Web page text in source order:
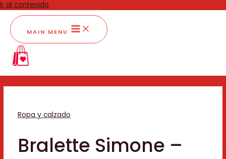
Ir al contenido
MAIN MENU
Ropa y calzado
Bralette Simone –